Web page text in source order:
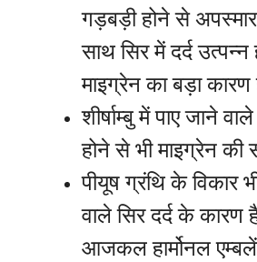
गड़बड़ी होने से
साथ सिर में दर्द उत्पन्न
माइग्रेन का बड़ा कारण
शीर्षाम्बु में पाए जाने
होने से भी माइग्रेन की
पीयूष ग्रंथि के विकार
वाले सिर दर्द के कारण
आजकल हार्मोनल